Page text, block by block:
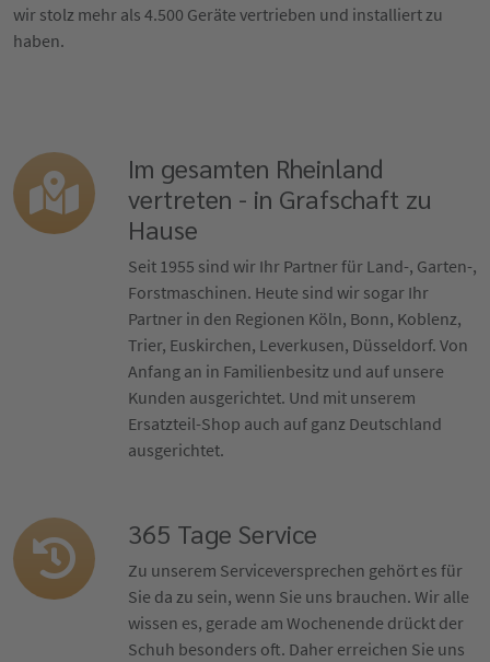
wir stolz mehr als 4.500 Geräte vertrieben und installiert zu
haben.
Im gesamten Rheinland
vertreten - in Grafschaft zu
Hause
Seit 1955 sind wir Ihr Partner für Land-, Garten-,
Forstmaschinen. Heute sind wir sogar Ihr
Partner in den Regionen Köln, Bonn, Koblenz,
Trier, Euskirchen, Leverkusen, Düsseldorf. Von
Anfang an in Familienbesitz und auf unsere
Kunden ausgerichtet. Und mit unserem
Ersatzteil-Shop auch auf ganz Deutschland
ausgerichtet.
365 Tage Service
Zu unserem Serviceversprechen gehört es für
Sie da zu sein, wenn Sie uns brauchen. Wir alle
wissen es, gerade am Wochenende drückt der
Schuh besonders oft. Daher erreichen Sie uns